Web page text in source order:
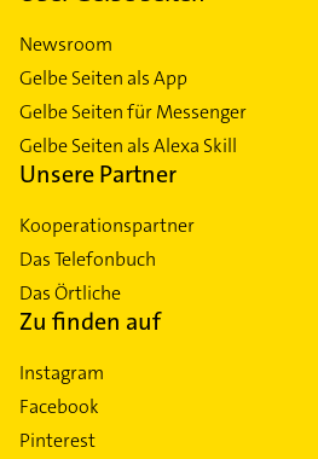
Newsroom
Gelbe Seiten als App
Gelbe Seiten für Messenger
Gelbe Seiten als Alexa Skill
Unsere Partner
Kooperationspartner
Das Telefonbuch
Das Örtliche
Zu finden auf
Instagram
Facebook
Pinterest